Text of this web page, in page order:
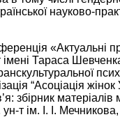
науково-
«Актуальні
імені Тараса
“Асоціація
збірник
т ім. І. І.